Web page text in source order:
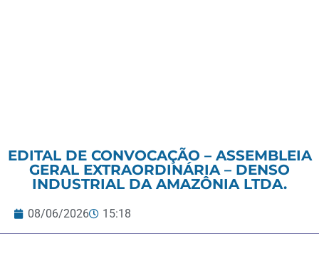
EDITAL DE CONVOCAÇÃO – ASSEMBLEIA
GERAL EXTRAORDINÁRIA – DENSO
INDUSTRIAL DA AMAZÔNIA LTDA.
08/06/2026 15:18